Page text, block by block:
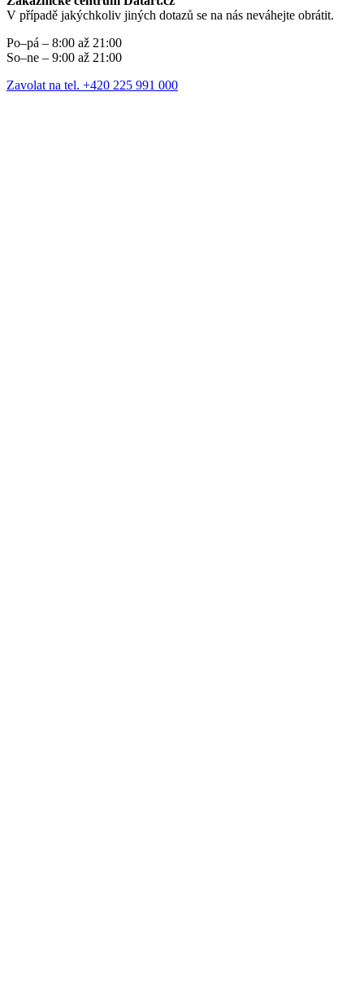
V případě jakýchkoliv jiných dotazů se na nás neváhejte obrátit.
Po–pá – 8:00 až 21:00
So–ne – 9:00 až 21:00
Zavolat na tel. +420 225 991 000